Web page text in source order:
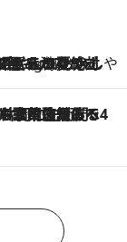
りスイーツで夏を満喫
Ago
左衛門・市川中車ら豪華座組みで4年目の立川立飛歌舞伎へ